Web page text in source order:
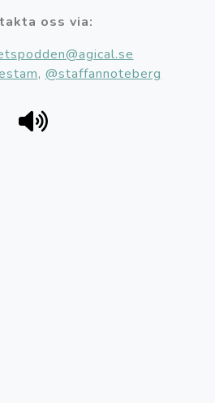
oss via:
, @staffannoteberg